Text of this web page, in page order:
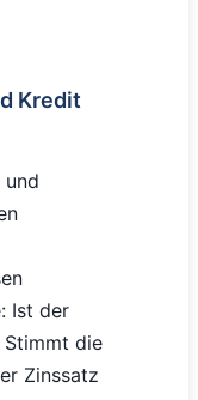
Kredit
Ist der
die
Zinssatz